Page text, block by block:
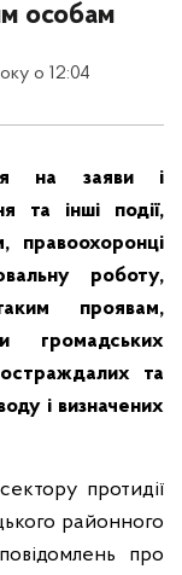
особам
о 12:04
на заяви і
та інші події,
правоохоронці
роботу,
проявам,
громадських
та
і визначених
протидії
районного
про